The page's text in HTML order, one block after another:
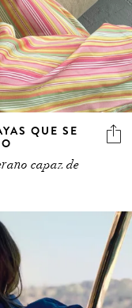
QUE SE
capaz de